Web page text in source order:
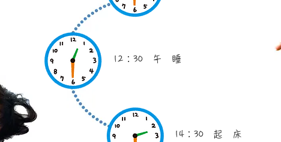
12：30 午 睡
14：30 起 床